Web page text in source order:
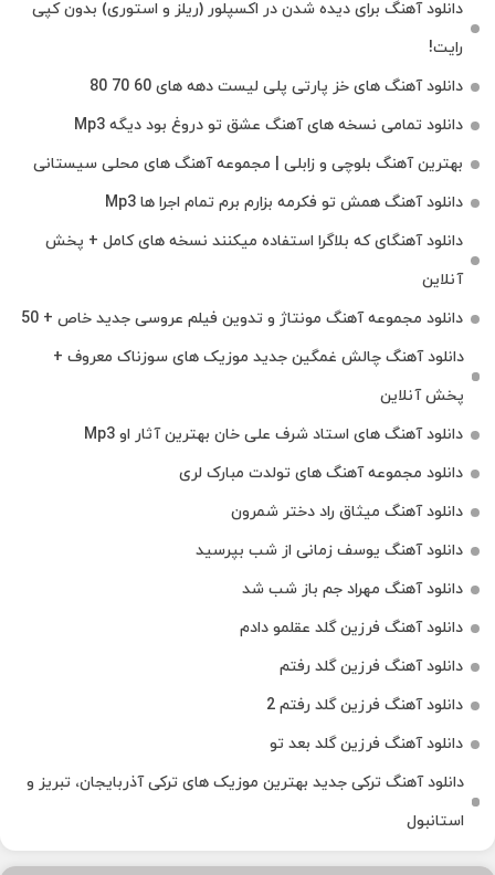
دانلود آهنگ برای دیده شدن در اکسپلور (ریلز و استوری) بدون کپی
رایت!
دانلود آهنگ های خز پارتی پلی لیست دهه های 60 70 80
دانلود تمامی نسخه های آهنگ عشق تو دروغ بود دیگه Mp3
بهترین آهنگ بلوچی و زابلی | مجموعه آهنگ‌ های محلی سیستانی
دانلود آهنگ همش تو فکرمه بزارم برم تمام اجرا ها Mp3
دانلود آهنگای که بلاگرا استفاده میکنند نسخه های کامل + پخش
آنلاین
دانلود مجموعه آهنگ مونتاژ و تدوین فیلم عروسی جدید خاص + 50
دانلود آهنگ چالش غمگین جدید موزیک های سوزناک معروف +
پخش آنلاین
دانلود آهنگ های استاد شرف علی خان بهترین آثار او Mp3
دانلود مجموعه آهنگ های تولدت مبارک لری
دانلود آهنگ میثاق راد دختر شمرون
دانلود آهنگ یوسف زمانی از شب بپرسید
دانلود آهنگ مهراد جم باز شب شد
دانلود آهنگ فرزین گلد عقلمو دادم
دانلود آهنگ فرزین گلد رفتم
دانلود آهنگ فرزین گلد رفتم 2
دانلود آهنگ فرزین گلد بعد تو
دانلود آهنگ ترکی جدید بهترین موزیک‌ های ترکی آذربایجان، تبریز و
استانبول